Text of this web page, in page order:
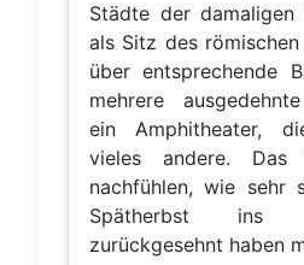
Städte der
als Sitz des römischen
über entsprechende
mehrere
ein Amphitheater,
vieles andere.
nachfühlen, wie sehr
Spätherbst ins
zurückgesehnt haben